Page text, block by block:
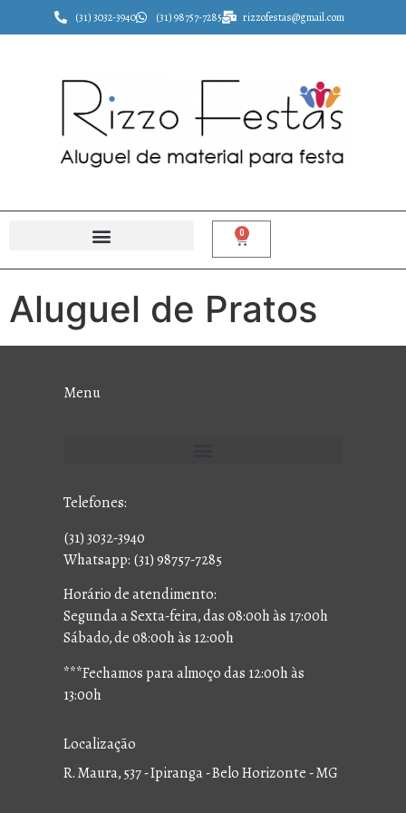
(31) 3032-3940 (31) 98757-7285 rizzofestas@gmail.com
0
Aluguel de Pratos
Menu
Telefones:
(31) 3032-3940
Whatsapp: (31) 98757-7285
Horário de atendimento:
Segunda a Sexta-feira, das 08:00h às 17:00h
Sábado, de 08:00h às 12:00h
***Fechamos para almoço das 12:00h às
13:00h
Localização
R. Maura, 537 - Ipiranga - Belo Horizonte - MG